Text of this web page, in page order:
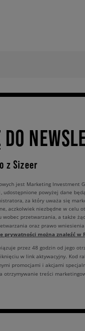
z Sizeer
jest Marketing Investment
udostępnione powyżej dane
za który uważa się
aczkolwiek niezbędne w celu
wobec przetwarzania, a także
oraz prawo
prywatności można znaleźć w
przez 48 godzin od jego
w link aktywacyjny. Kod
promocjami i akcjami
otrzymywanie treści